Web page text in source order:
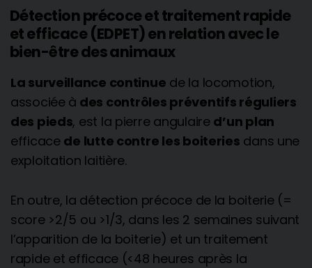
Détection précoce et traitement rapide
et efficace (EDPET) en relation avec le
bien-être des animaux
La surveillance continue de la locomotion,
associée à des contrôles préventifs réguliers
des pieds, est la pierre angulaire d’un plan
efficace de lutte contre les boiteries dans une
exploitation laitière.
En outre, la détection précoce de la boiterie (=
score >2/5 ou >1/3, dans les 2 semaines suivant
l’apparition de la boiterie) et un traitement
rapide et efficace (<48 heures après la